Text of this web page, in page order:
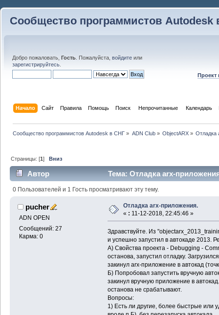
Сообщество программистов Autodesk
Добро пожаловать, Гость . Пожалуйста, войдите или
зарегистрируйтесь
Проект
Начало Сайт Правила Помощь Поиск Непрочитанные Календарь
Сообщество программистов Autodesk в СНГ » ADN Club» ObjectARX» Отладка
Страницы: [1]Вниз
Автор Тема: Отладка arx-
0 Пользователей и 1 Гость просматривают эту тему.
pucher
ADN OPEN
Сообщений: 27
Карма: 0
Отладка arx-приложения.
« : 11-12-2018, 22:45:46 »
Здравствуйте. Из
и успешно запустил в автокаде 2013.
А) Свойства проекта - Debugging -
останова, запустил отладку.
закинул arx-приложение в автокад
Б) Попробовал запустить вручную
закинул вручную приложение в
останова не срабатывают.
Вопросы:
1) Есть ли другие, более быстрые или